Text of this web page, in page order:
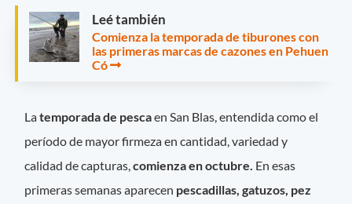
Leé también
Comienza la temporada de tiburones con
las primeras marcas de cazones en Pehuen
Có
Latemporada de pescaen San Blas, entendida como el
período de mayor firmeza en cantidad, variedad y
calidad de capturas,comienza en octubre. En esas
primeras semanas aparecen pescadillas, gatuzos, pez